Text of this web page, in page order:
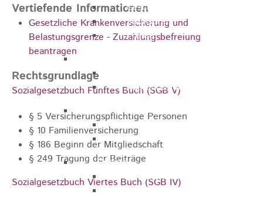
Geschichte
Sponsoren
Presse
Ausschreibung
Marathon
Streckenbeschreibung
Ausschreibung Marathon
Enduro
Streckenbeschreibung
Ausschreibung
Vertiefende Informationen
Gesetzliche Krankenversicherung und
Belastungsgrenze - Zuzahlungsbefreiung
beantragen
Rechtsgrundlage
Sozialgesetzbuch Fünftes Buch (SGB V)
§ 5 Versicherungspflichtige Personen
§ 10 Familienversicherung
§ 186 Beginn der Mitgliedschaft
§ 249 Tragung der Beiträge
Sozialgesetzbuch Viertes Buch (SGB IV)